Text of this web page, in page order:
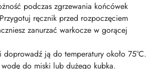
podczas zgrzewania końcówek
ręcznik przed rozpoczęciem
zanurzać warkocze w gorącej
ją do temperatury około 75°C.
do miski lub dużego kubka.